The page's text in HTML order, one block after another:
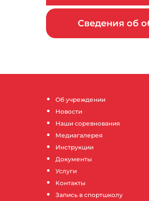
Сведения об
Об учреждении
Новости
Наши соревнования
Медиагалерея
Инструкции
Документы
Услуги
Контакты
Запись в спортшколу